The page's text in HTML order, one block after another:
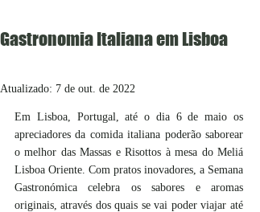
Gastronomia Italiana em Lisboa
Atualizado: 7 de out. de 2022
Em Lisboa, Portugal, até o dia 6 de maio os
apreciadores da comida italiana poderão saborear
o melhor das Massas e Risottos à mesa do Meliá
Lisboa Oriente. Com pratos inovadores, a Semana
Gastronómica celebra os sabores e aromas
originais, através dos quais se vai poder viajar até